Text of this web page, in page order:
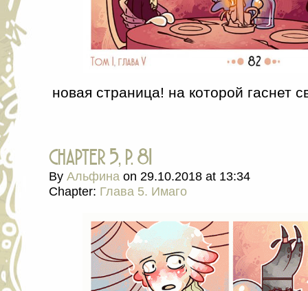
новая страница! на которой гаснет
chapter 5, p. 81
By Альфина on 29.10.2018 at 13:34
Chapter: Глава 5. Имаго